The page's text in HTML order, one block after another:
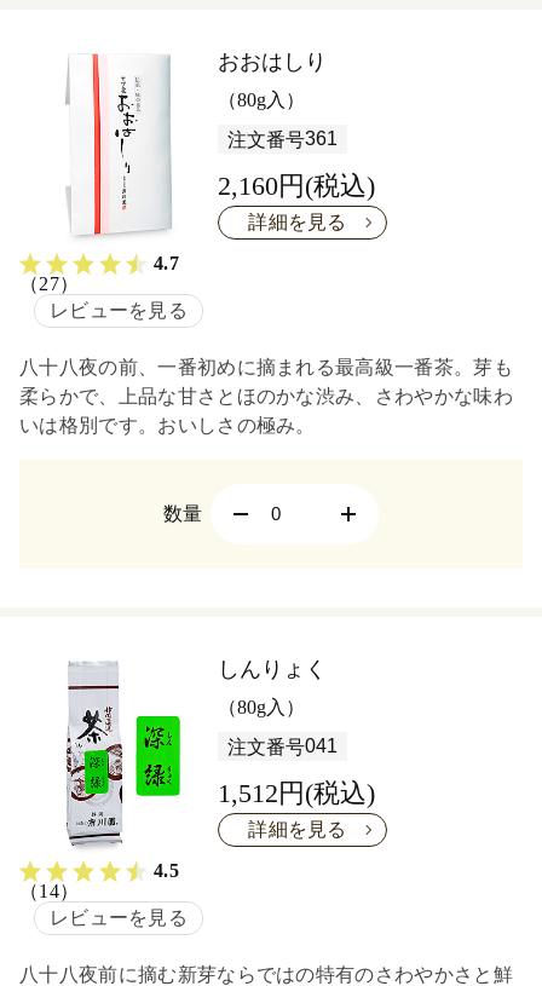
4.7
（27）
レビューを見る
おおはしり
（80g入）
注文番号361
2,160円(税込)
詳細を見る
八十八夜の前、一番初めに摘まれる最高級一番茶。芽も
柔らかで、上品な甘さとほのかな渋み、さわやかな味わ
いは格別です。おいしさの極み。
数量
4.5
（14）
レビューを見る
しんりょく
（80g入）
注文番号041
1,512円(税込)
詳細を見る
八十八夜前に摘む新芽ならではの特有のさわやかさと鮮